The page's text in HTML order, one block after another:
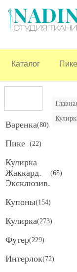
Каталог Пике
Варенка(80)
Пике (22)
Кулирка
Жаккард.
Эксклюзив.
(65)
Купоны(154)
Кулирка(273)
Футер(229)
Интерлок(72)